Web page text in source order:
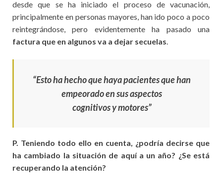
desde que se ha iniciado el proceso de vacunación,
principalmente en personas mayores, han ido poco a poco
reintegrándose, pero evidentemente ha pasado una
factura que en algunos va a dejar secuelas
“Esto ha hecho que haya pacientes que han
empeorado en sus aspectos
cognitivos y motores”
P. Teniendo todo ello en cuenta, ¿podría decirse que
ha cambiado la situación de aquí a un año? ¿Se está
recuperando la atención?